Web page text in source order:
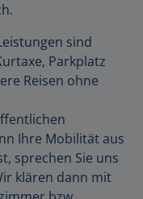
sind
Parkplatz
Reisen ohne
Ihre Mobilität aus
sprechen Sie uns
klären dann mit